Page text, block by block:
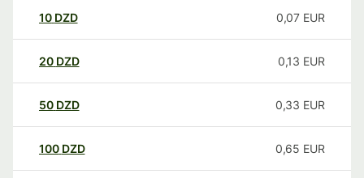
10 DZD 0,07 EUR
20 DZD 0,13 EUR
50 DZD 0,33 EUR
100 DZD 0,65 EUR